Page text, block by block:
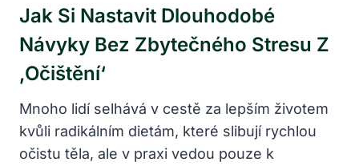
Jak Si Nastavit Dlouhodobé
Návyky Bez Zbytečného Stresu Z
‚očištění‘
Mnoho lidí selhává v cestě za lepším životem
kvůli radikálním dietám, které slibují rychlou
očistu těla, ale v praxi vedou pouze k